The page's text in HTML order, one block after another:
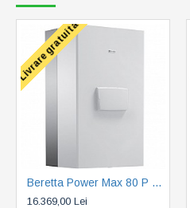
Livrare gratuita
Beretta Power Max 80 P (20128432)
16.369,00 Lei